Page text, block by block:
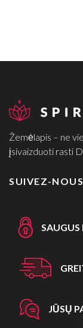
Žemėlapis – ne
įsivaizduoti rasti
SUIVEZ-NOUS
JŪSŲ